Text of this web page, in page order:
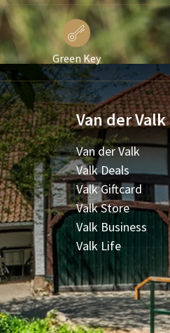
Green Key
Van der Valk
Van der Valk
Valk Deals
Valk Giftcard
Valk Store
Valk Business
Valk Life